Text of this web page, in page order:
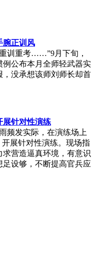
腕正训风
训重考……”9月下旬，
公布本月全师轻武器实
没承想该师刘师长却首
展针对性演练
频发实际，在演练场上
展针对性演练。现场指
营造逼真环境，有意识
设够，不断提高官兵应